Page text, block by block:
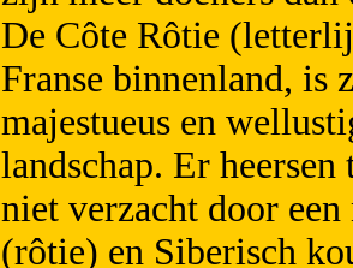
De Côte Rôtie
Franse binnenland, is
majestueus en
landschap. Er
niet verzacht door
(rôtie) en Siberisch